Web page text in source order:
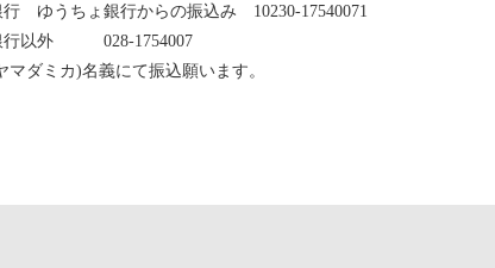
行 ゆうちょ銀行からの振込み 10230-17540071
行以外 028-1754007
マダミカ)名義にて振込願います。